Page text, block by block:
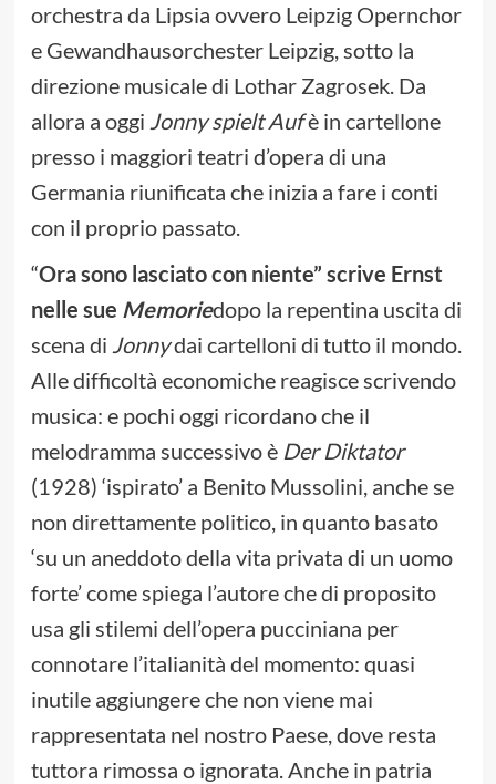
orchestra da Lipsia ovvero Leipzig Opernchor
e Gewandhausorchester Leipzig, sotto la
direzione musicale di Lothar Zagrosek. Da
allora a oggi Jonny spielt Aufè in cartellone
presso i maggiori teatri d’opera di una
Germania riunificata che inizia a fare i conti
con il proprio passato.
“Ora sono lasciato con niente” scrive Ernst
nelle sue Memoriedopo la repentina uscita di
scena di Jonnydai cartelloni di tutto il mondo.
Alle difficoltà economiche reagisce scrivendo
musica: e pochi oggi ricordano che il
melodramma successivo è Der Diktator
(1928) ‘ispirato’ a Benito Mussolini, anche se
non direttamente politico, in quanto basato
‘su un aneddoto della vita privata di un uomo
forte’ come spiega l’autore che di proposito
usa gli stilemi dell’opera pucciniana per
connotare l’italianità del momento: quasi
inutile aggiungere che non viene mai
rappresentata nel nostro Paese, dove resta
tuttora rimossa o ignorata. Anche in patria